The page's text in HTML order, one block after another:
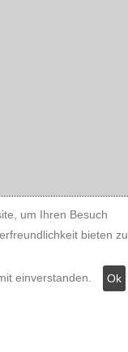
um Ihren Besuch
bieten zu
einverstanden.
Ok